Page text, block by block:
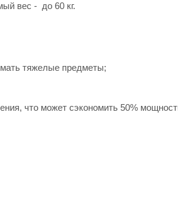
вес - до 60 кг.
тяжелые предметы;
что может сэкономить 50%